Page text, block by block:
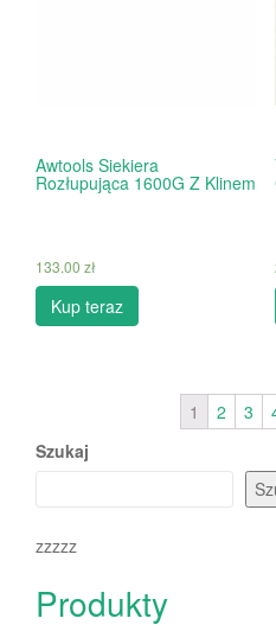
Awtools Siekiera
Rozłupująca 1600G Z Klinem
133.00 zł
Kup teraz
1 2 3
Szukaj
zzzzz
Produkty